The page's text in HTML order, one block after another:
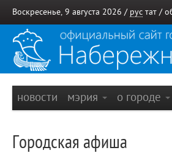
Воскресенье, 9 августа 2026 / рус тат /
новости мэрия о городе
Городская афиша